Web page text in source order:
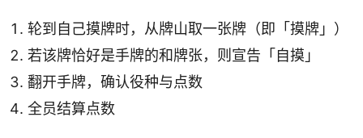
轮到自己摸牌时，从牌山取一张牌（即「摸牌」）
若该牌恰好是手牌的和牌张，则宣告「自摸」
翻开手牌，确认役种与点数
全员结算点数